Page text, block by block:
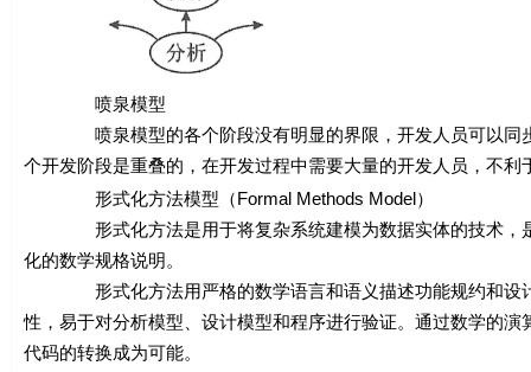
喷泉模型
喷泉模型的各个阶段没有明显的界限，开发人员可以同步
个开发阶段是重叠的，在开发过程中需要大量的开发人员，不
形式化方法模型（Formal Methods Model）
形式化方法是用于将复杂系统建模为数据实体的技术，是
化的数学规格说明。
形式化方法用严格的数学语言和语义描述功能规约和设计
性，易于对分析模型、设计模型和程序进行验证。通过数学的
代码的转换成为可能。